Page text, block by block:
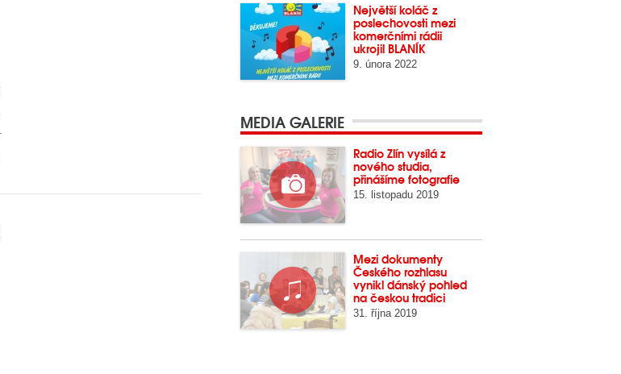
Největší koláč z
poslechovosti mezi
komerčními rádii
ukrojil BLANÍK
9. února 2022
MEDIA GALERIE
Radio Zlín vysílá z
nového studia,
přinášíme fotografie
15. listopadu 2019
Mezi dokumenty
Českého rozhlasu
vynikl dánský pohled
na českou tradici
31. října 2019